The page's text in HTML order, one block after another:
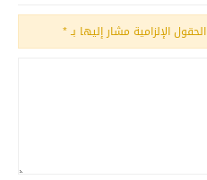
الحقول الإلزامية مشار إليها بـ*